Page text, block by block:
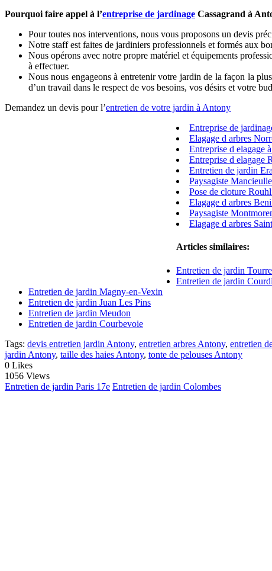
Pourquoi faire appel à l’entreprise de jardinage Cassagrand à
Pour toutes nos interventions, nous vous proposons un devis
Notre staff est faites de jardiniers professionnels et formés aux
Nous opérons avec notre propre matériel et équipements
à effectuer.
Nous nous engageons à entretenir votre jardin de la façon la
d’un travail dans le respect de vos besoins, vos désirs et votre
Demandez un devis pour l’entretien de votre jardin à Antony
Entreprise de
Elagage d arbres
Entreprise d elagage
Entreprise d elagage
Entretien de jardin
Paysagiste
Pose de cloture
Elagage d arbres
Paysagiste
Elagage d arbres
Articles similaires:
Entretien de jardin
Entretien de jardin
Entretien de jardin Magny-en-Vexin
Entretien de jardin Juan Les Pins
Entretien de jardin Meudon
Entretien de jardin Courbevoie
Tags: devis entretien jardin Antony, entretien arbres Antony, entretien
jardin Antony, taille des haies Antony, tonte de pelouses Antony
0 Likes
1056 Views
Entretien de jardin Paris 17e Entretien de jardin Colombes